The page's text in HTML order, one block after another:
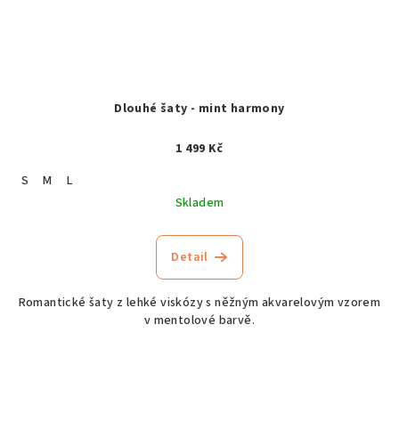
Dlouhé šaty - mint harmony
1 499 Kč
S
M
L
Skladem
Detail
Romantické šaty z lehké viskózy s něžným akvarelovým vzorem
v mentolové barvě.